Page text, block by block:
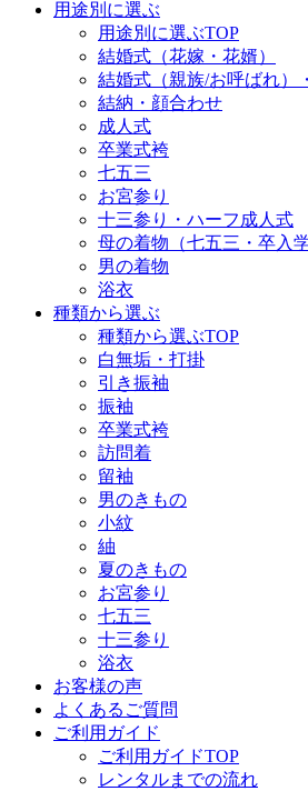
用途別に選ぶ
用途別に選ぶTOP
結婚式（花嫁・花婿）
結婚式（親族/お呼ばれ）
結納・顔合わせ
成人式
卒業式袴
七五三
お宮参り
十三参り・ハーフ成人式
母の着物（七五三・卒入学
男の着物
浴衣
種類から選ぶ
種類から選ぶTOP
白無垢・打掛
引き振袖
振袖
卒業式袴
訪問着
留袖
男のきもの
小紋
紬
夏のきもの
お宮参り
七五三
十三参り
浴衣
お客様の声
よくあるご質問
ご利用ガイド
ご利用ガイドTOP
レンタルまでの流れ